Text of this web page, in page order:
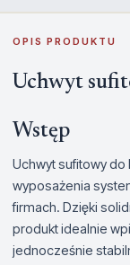
OPIS PRODUKTU
Uchwyt
Wstęp
Uchwyt sufitowy do
wyposażenia
firmach. Dzięki
produkt idealnie
jednocześnie